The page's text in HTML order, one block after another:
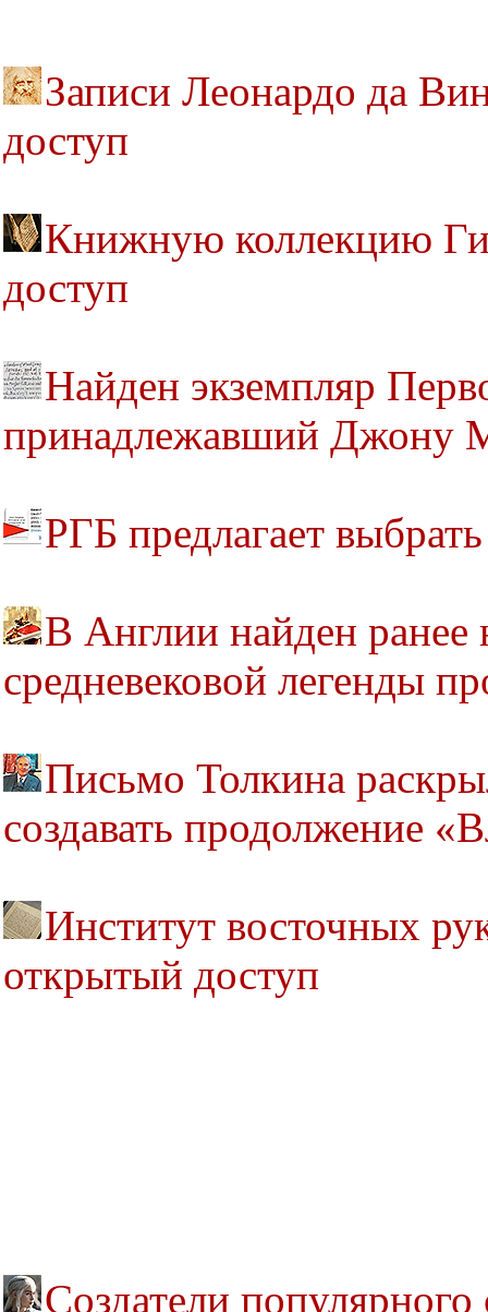
Записи Леонардо да
доступ
Книжную коллекцию
доступ
Найден экземпляр
принадлежавший Джону
РГБ предлагает
В Англии найден ранее
средневековой легенды
Письмо Толкина
создавать продолжение
Институт восточных
открытый доступ
Создатели